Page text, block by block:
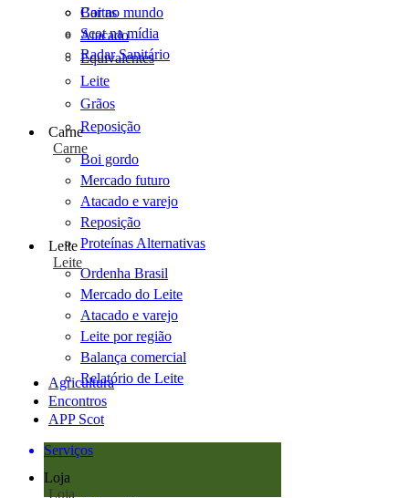
Cartas
Scot na mídia
Radar Sanitário
Boi no mundo
Atacado
Equivalentes
Leite
Grãos
Reposição
Carne
Carne
Boi gordo
Mercado futuro
Atacado e varejo
Reposição
Proteínas Alternativas
Leite
Leite
Ordenha Brasil
Mercado do Leite
Atacado e varejo
Leite por região
Balança comercial
Relatório de Leite
Agricultura
Encontros
APP Scot
Serviços
Loja
Loja